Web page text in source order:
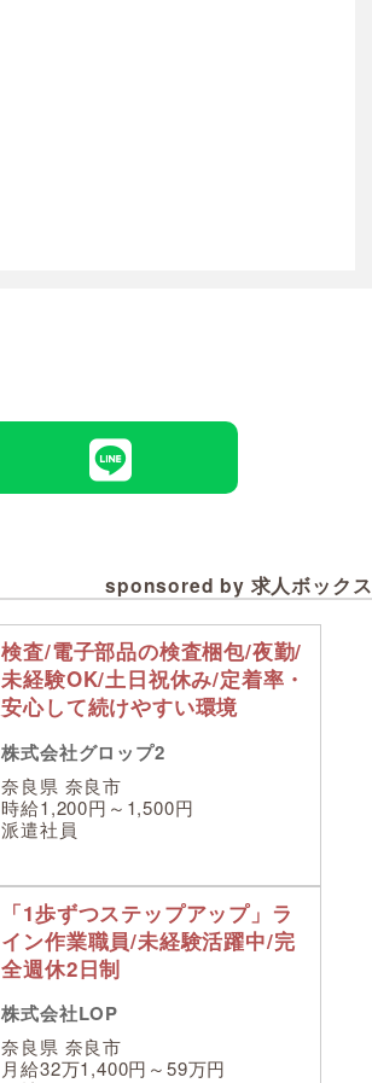
sponsored by 求人ボックス
検査/電子部品の検査梱包/夜勤/
未経験OK/土日祝休み/定着率・
安心して続けやすい環境
株式会社グロップ2
奈良県 奈良市
時給1,200円～1,500円
派遣社員
「1歩ずつステップアップ」ラ
イン作業職員/未経験活躍中/完
全週休2日制
株式会社LOP
奈良県 奈良市
月給32万1,400円～59万円